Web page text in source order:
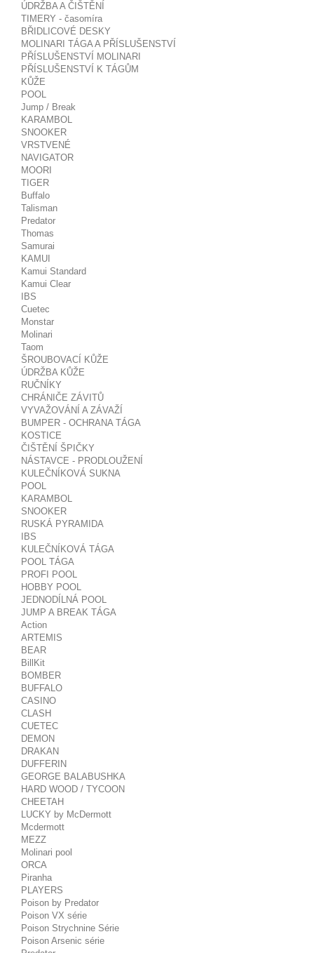
ÚDRŽBA A ČIŠTĚNÍ
TIMERY - časomíra
BŘIDLICOVÉ DESKY
MOLINARI TÁGA A PŘÍSLUŠENSTVÍ
PŘÍSLUŠENSTVÍ MOLINARI
PŘÍSLUŠENSTVÍ K TÁGŮM
KŮŽE
POOL
Jump / Break
KARAMBOL
SNOOKER
VRSTVENÉ
NAVIGATOR
MOORI
TIGER
Buffalo
Talisman
Predator
Thomas
Samurai
KAMUI
Kamui Standard
Kamui Clear
IBS
Cuetec
Monstar
Molinari
Taom
ŠROUBOVACÍ KŮŽE
ÚDRŽBA KŮŽE
RUČNÍKY
CHRÁNIČE ZÁVITŮ
VYVAŽOVÁNÍ A ZÁVAŽÍ
BUMPER - OCHRANA TÁGA
KOSTICE
ČIŠTĚNÍ ŠPIČKY
NÁSTAVCE - PRODLOUŽENÍ
KULEČNÍKOVÁ SUKNA
POOL
KARAMBOL
SNOOKER
RUSKÁ PYRAMIDA
IBS
KULEČNÍKOVÁ TÁGA
POOL TÁGA
PROFI POOL
HOBBY POOL
JEDNODÍLNÁ POOL
JUMP A BREAK TÁGA
Action
ARTEMIS
BEAR
BillKit
BOMBER
BUFFALO
CASINO
CLASH
CUETEC
DEMON
DRAKAN
DUFFERIN
GEORGE BALABUSHKA
HARD WOOD / TYCOON
CHEETAH
LUCKY by McDermott
Mcdermott
MEZZ
Molinari pool
ORCA
Piranha
PLAYERS
Poison by Predator
Poison VX série
Poison Strychnine Série
Poison Arsenic série